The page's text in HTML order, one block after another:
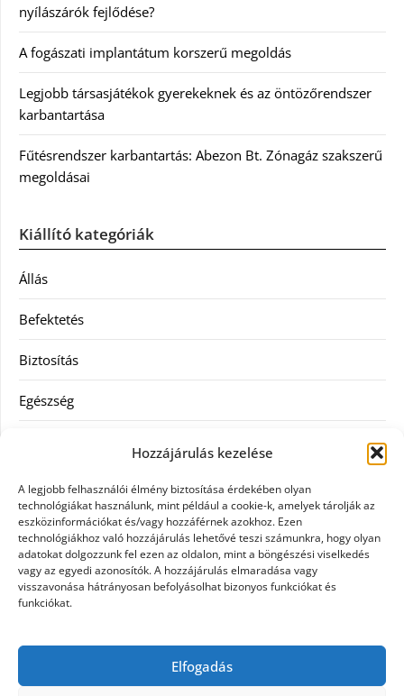
Hozzájárulás kezelése
A legjobb felhasználói élmény biztosítása érdekében olyan
technológiákat használunk, mint például a cookie-k, amelyek tárolják az
eszközinformációkat és/vagy hozzáférnek azokhoz. Ezen
technológiákhoz való hozzájárulás lehetővé teszi számunkra, hogy olyan
adatokat dolgozzunk fel ezen az oldalon, mint a böngészési viselkedés
vagy az egyedi azonosítók. A hozzájárulás elmaradása vagy
visszavonása hátrányosan befolyásolhat bizonyos funkciókat és
funkciókat.
Elfogadás
nyílászárók fejlődése?
A fogászati implantátum korszerű megoldás
Legjobb társasjátékok gyerekeknek és az öntözőrendszer
karbantartása
Fűtésrendszer karbantartás: Abezon Bt. Zónagáz szakszerű
megoldásai
Kiállító kategóriák
Állás
Befektetés
Biztosítás
Egészség
Ingatlan
Művészetek és szórakozás
Múzeumok
Szolgáltatás
Szórakozás
Webáruház